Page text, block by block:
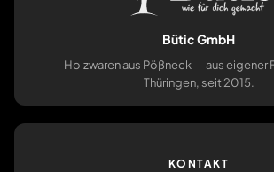
Bütic GmbH
Holzwaren aus Pößneck — aus eigener
Thüringen, seit 2015.
KONTAKT